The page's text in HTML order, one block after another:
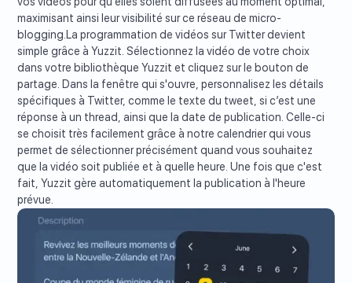
maximisant ainsi leur visibilité sur ce réseau de micro-
blogging.La programmation de vidéos sur Twitter devient
simple grâce à Yuzzit. Sélectionnez la vidéo de votre choix
dans votre bibliothèque Yuzzit et cliquez sur le bouton de
partage. Dans la fenêtre qui s'ouvre, personnalisez les détails
spécifiques à Twitter, comme le texte du tweet, si c’est une
réponse à un thread, ainsi que la date de publication. Celle-ci
se choisit très facilement grâce à notre calendrier qui vous
permet de sélectionner précisément quand vous souhaitez
que la vidéo soit publiée et à quelle heure. Une fois que c'est
fait, Yuzzit gère automatiquement la publication à l'heure
prévue.